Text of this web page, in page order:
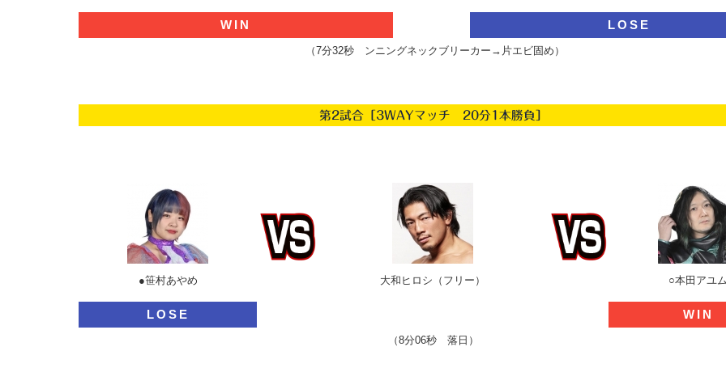
WIN LOSE
（7分32秒 ンニングネックブリーカー→片エビ固め ）
第2試合［3WAYマッチ 20分1本勝負］
●笹村あやめ 大和ヒロシ（フリー） ○本田アユ
LOSE WIN
（8分06秒 落日）